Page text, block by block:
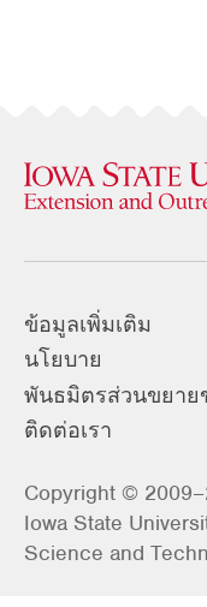
ข้อมูลเพิ่มเติม
นโยบาย
พันธมิตรส่วนขยาย
ติดต่อเรา
Copyright ©
Iowa State
Science and